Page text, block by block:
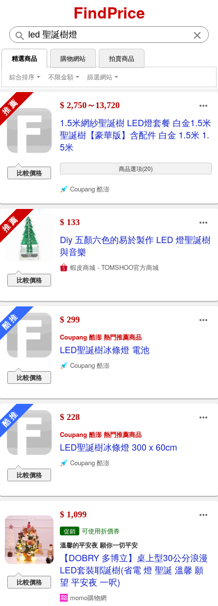
FindPrice
×
精選商品 購物網站
拍賣商品
綜合排序
不限金額 篩選網站
薦
比較價格
$ 2,750～13,720
1.5米網紗聖誕樹 LED燈套餐 白金1.5米
聖誕樹【豪華版】含配件 白金 1.5米 1.
5米
商品選項(20)
Coupang 酷澎
薦
比較價格
$ 133
Diy 五顏六色的易於製作 LED 燈聖誕樹
與音樂
蝦皮商城 - TOMSHOO官方商城
推
比較價格
$ 299
Coupang 酷澎 熱門推薦商品
LED聖誕樹冰條燈 電池
Coupang 酷澎
推
比較價格
$ 228
Coupang 酷澎 熱門推薦商品
LED聖誕樹冰條燈 300 x 60cm
Coupang 酷澎
比較價格
$ 1,099
促銷
可使用折價券
溫馨的平安夜 願你一切平安
【DOBRY 多博立】桌上型30公分浪漫
LED套裝耶誕樹(省電 燈 聖誕 溫馨 願
望 平安夜 一呎)
momo購物網